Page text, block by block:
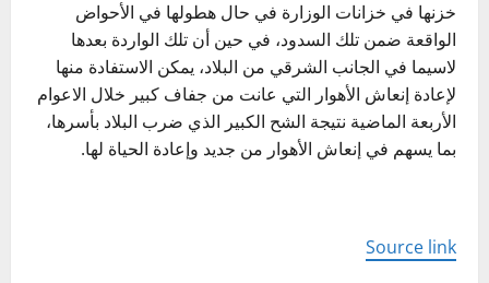
خزنها في خزانات الوزارة في حال هطولها في الأحواض
الواقعة ضمن تلك السدود، في حين أن تلك الواردة بعدها
لاسيما في الجانب الشرقي من البلاد، يمكن الاستفادة منها
لإعادة إنعاش الأهوار التي عانت من جفاف كبير خلال الاعوام
الأربعة الماضية نتيجة الشح الكبير الذي ضرب البلاد بأسرها،
بما يسهم في إنعاش الأهوار من جديد وإعادة الحياة لها.
Source link